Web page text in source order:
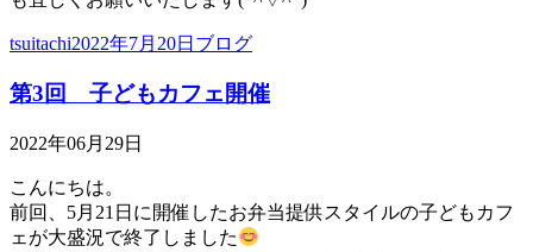
投
者
tsuitachi投
日:
2022年7月20日 カ
ゴ
ブログ
第3回 子どもカフェ開催
2022年06月29日
こんにちは。
前回、5月21日に開催したお弁当提供スタイルの子どもカフ
ェが大盛況で終了しました